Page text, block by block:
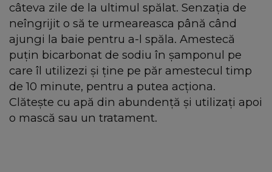
câteva zile de la ultimul spălat. Senzația de
neîngrijit o să te urmeareasca până când
ajungi la baie pentru a-l spăla. Amestecă
puțin bicarbonat de sodiu în șamponul pe
care îl utilizezi și ține pe păr amestecul timp
de 10 minute, pentru a putea acționa.
Clătește cu apă din abundență și utilizați apoi
o mască sau un tratament.